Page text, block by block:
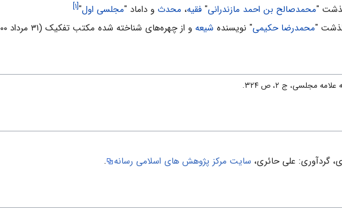
محمدصالح بن احمد مازندرانی" فقیه، محدثو داماد "مجلسی اول"[۱]
محمدرضا حکیمی" نویسنده شیعهو از چهره‌های شناخته شده مکتب تفکیک (۳۱ مرداد ۱۴۰۰ ش)
مجلسی، ج ۲، ص ۳۲۴.
گردآورى: على حائرى، سایت مركز پژوهش هاى اسلامى رسانه .